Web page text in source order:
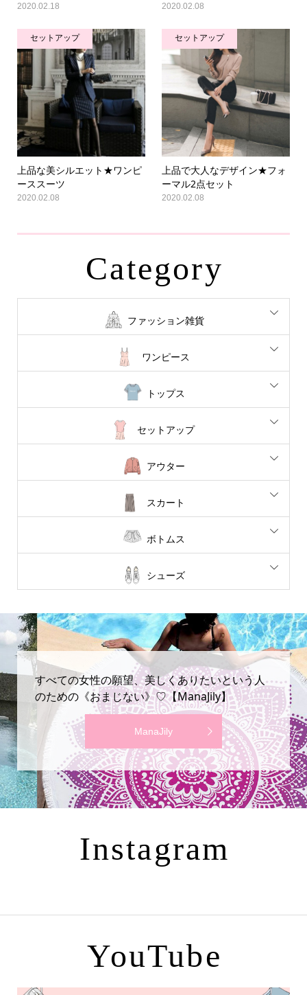
2020.02.18 2020.02.08
セットアップ
上品な美シルエット★ワンピ
ーススーツ
2020.02.08
セットアップ
上品で大人なデザイン★フォ
ーマル2点セット
2020.02.08
Category
ファッション雑貨
ワンピース
トップス
セットアップ
アウター
スカート
ボトムス
シューズ
すべての女性の願望、美しくありたいという人
のための《おまじない》♡【ManaJily】
ManaJily
Instagram
YouTube